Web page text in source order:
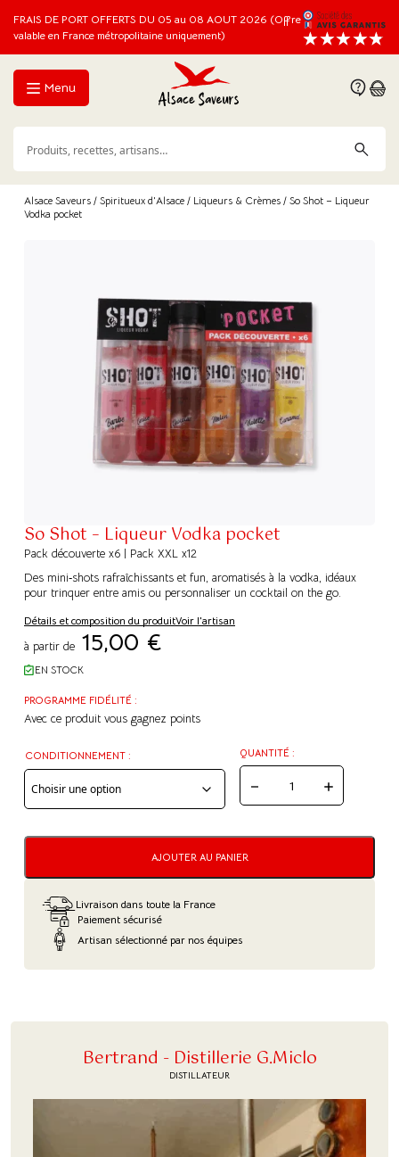
FRAIS DE PORT OFFERTS DU 05 au 08 AOUT 2026 (Offre
valable en France métropolitaine uniquement)
Menu
Alsace Saveurs / Spiritueux d'Alsace / Liqueurs & Crèmes / So Shot – Liqueur
Vodka pocket
So Shot – Liqueur Vodka pocket
Pack découverte x6 | Pack XXL x12
Des mini‑shots rafraîchissants et fun, aromatisés à la vodka, idéaux
pour trinquer entre amis ou personnaliser un cocktail on the go.
Détails et composition du produitVoir l'artisan
à partir de 15,00 €
EN STOCK
PROGRAMME FIDÉLITÉ :
Avec ce produit vous gagnez points
CONDITIONNEMENT : QUANTITÉ :
VODKA
AJOUTER AU PANIER
Livraison dans toute la France
Paiement sécurisé
Artisan sélectionné par nos équipes
Bertrand - Distillerie G.Miclo
DISTILLATEUR